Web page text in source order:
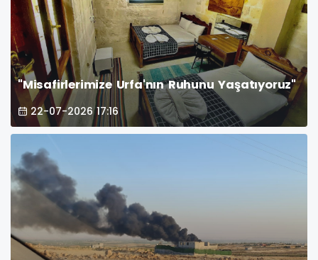
"Misafirlerimize Urfa'nın Ruhunu Yaşatıyoruz"
22-07-2026 17:16